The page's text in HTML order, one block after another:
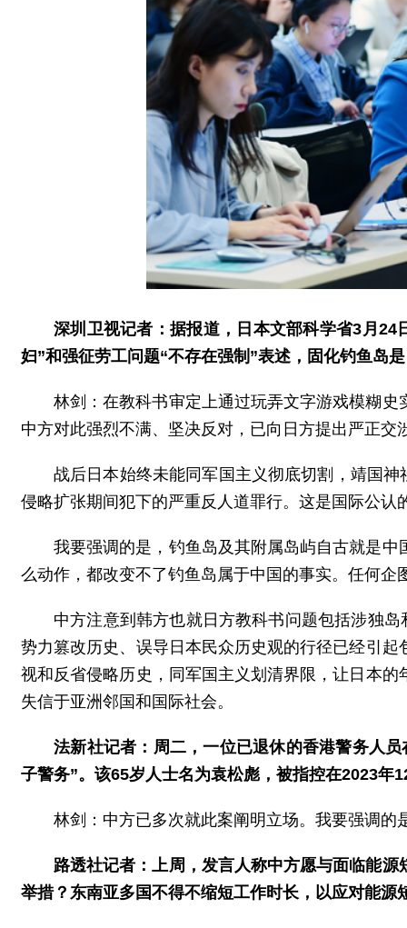
深圳卫视记者：据报道，日本文部科学省3月
妇”和强征劳工问题“不存在强制”表述，固化钓鱼岛
林剑：在教科书审定上通过玩弄文字游戏模糊
中方对此强烈不满、坚决反对，已向日方提出严正交
战后日本始终未能同军国主义彻底切割，靖国
侵略扩张期间犯下的严重反人道罪行。这是国际公认
我要强调的是，钓鱼岛及其附属岛屿自古就是
么动作，都改变不了钓鱼岛属于中国的事实。任何
中方注意到韩方也就日方教科书问题包括涉独
势力篡改历史、误导日本民众历史观的行径已经引
视和反省侵略历史，同军国主义划清界限，让日本
失信于亚洲邻国和国际社会。
法新社记者：周二，一位已退休的香港警务人
子警务”。该65岁人士名为袁松彪，被指控在2023年
林剑：中方已多次就此案阐明立场。我要强调的
路透社记者：上周，发言人称中方愿与面临能
举措？东南亚多国不得不缩短工作时长，以应对能源